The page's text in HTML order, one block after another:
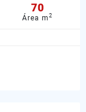
70
Área m2